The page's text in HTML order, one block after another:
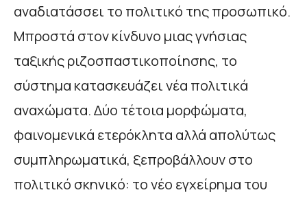
αναδιατάσσει το πολιτικό της προσωπικό.
Μπροστά στον κίνδυνο μιας γνήσιας
ταξικής ριζοσπαστικοποίησης, το
σύστημα κατασκευάζει νέα πολιτικά
αναχώματα. Δύο τέτοια μορφώματα,
φαινομενικά ετερόκλητα αλλά απολύτως
συμπληρωματικά, ξεπροβάλλουν στο
πολιτικό σκηνικό: το νέο εγχείρημα του